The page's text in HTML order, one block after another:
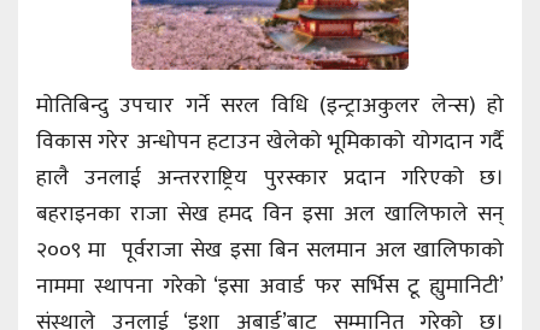
मोतिबिन्दु उपचार गर्ने सरल विधि (इन्ट्राअकुलर लेन्स) हो
विकास गरेर अन्धोपन हटाउन खेलेको भूमिकाको योगदान गर्दै
हालै उनलाई अन्तरराष्ट्रिय पुरस्कार प्रदान गरिएको छ।
बहराइनका राजा सेख हमद विन इसा अल खालिफाले सन्
२००९ मा पूर्वराजा सेख इसा बिन सलमान अल खालिफाको
नाममा स्थापना गरेको ‘इसा अवार्ड फर सर्भिस टू ह्युमानिटी’
संस्थाले उनलाई ‘इशा अबार्ड’बाट सम्मानित गरेको छ।